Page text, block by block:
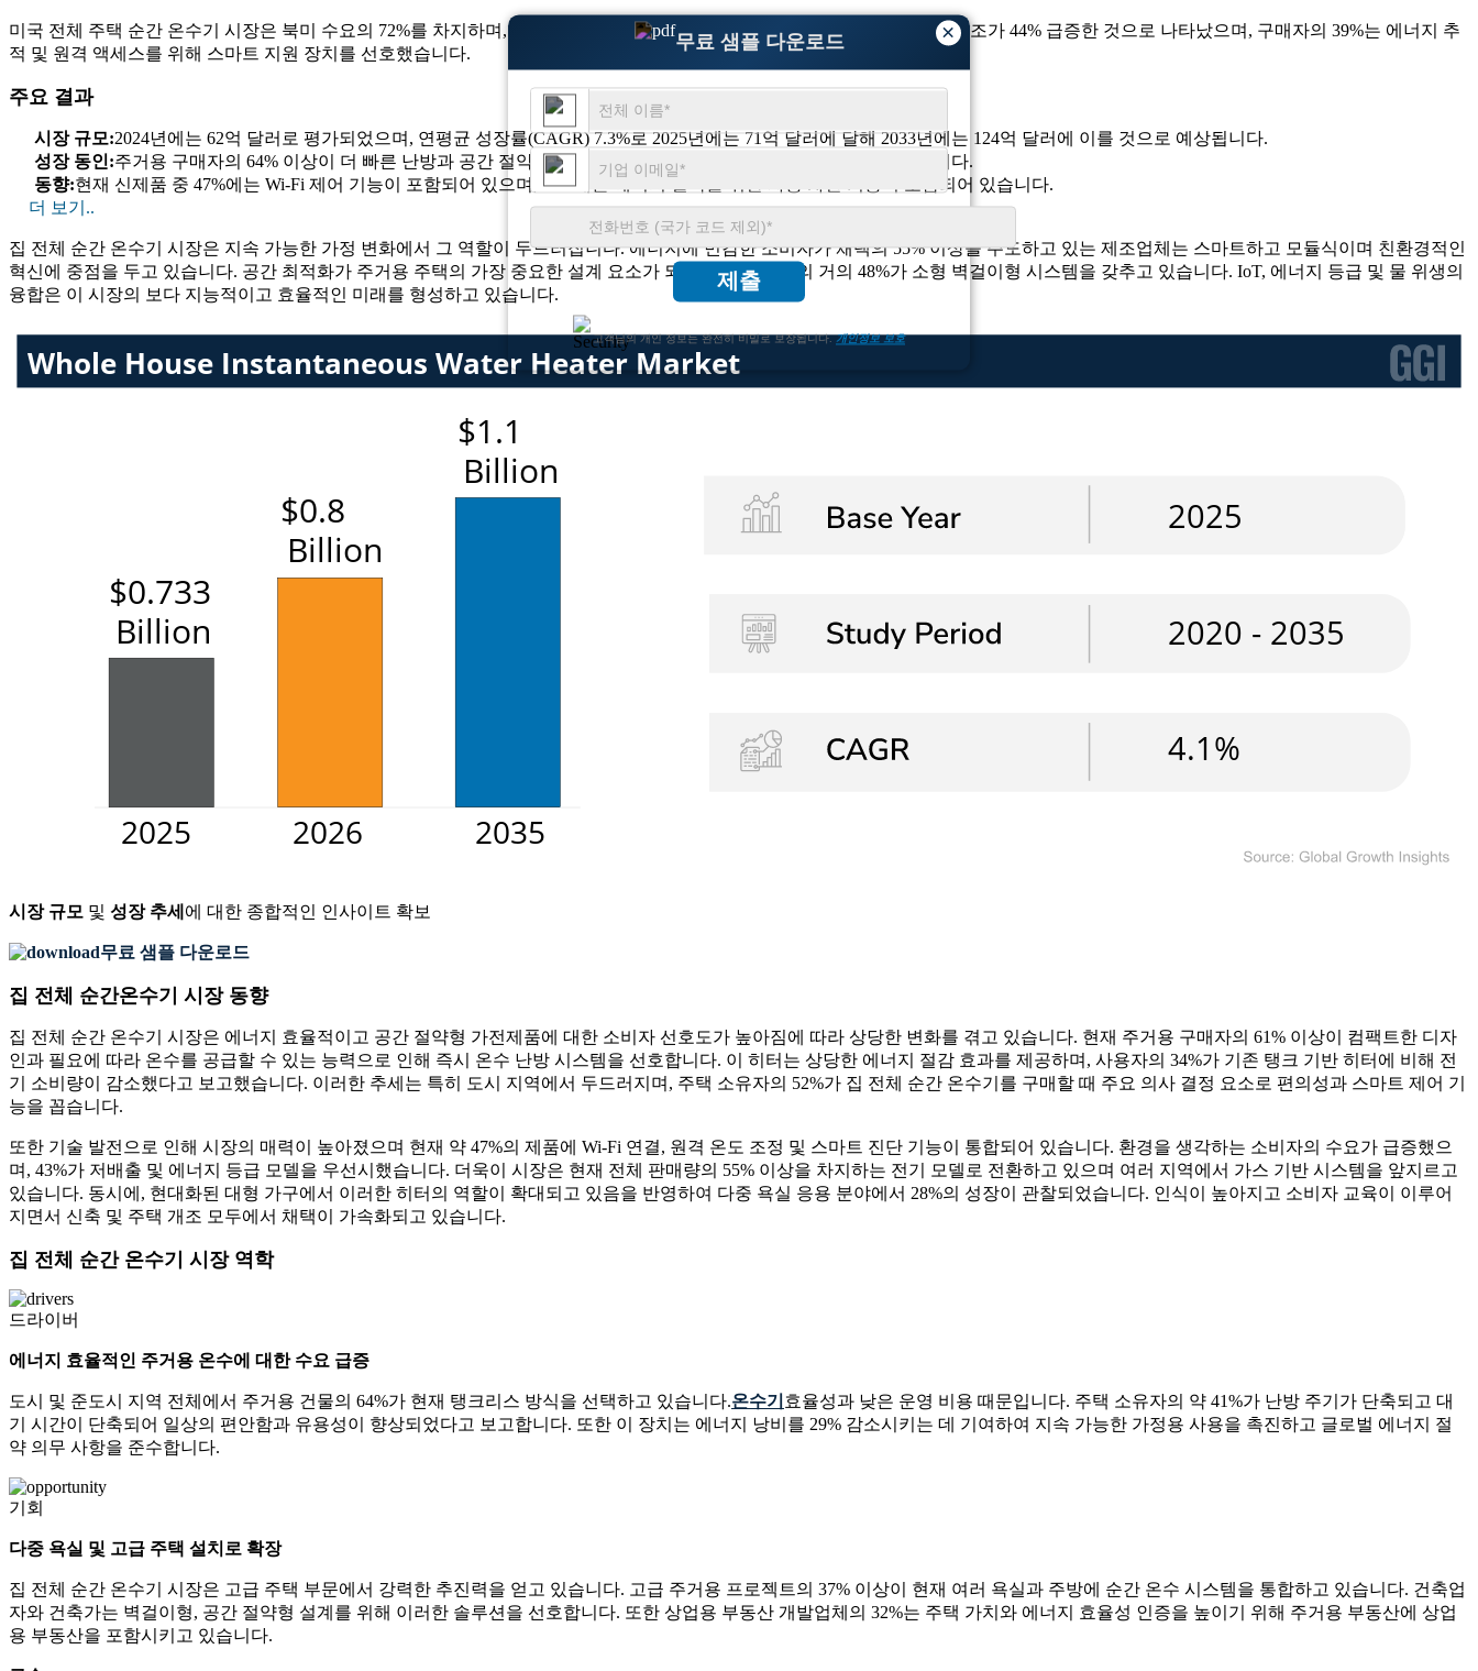
×
무료 샘플 다운로드
제출
고객님의 개인 정보는 완전히 비밀로 보장됩니다.개인정보 보호
미국 전체 주택 순간 온수기 시장은 북미 수요의 72%를 차지하며, 신규 주택 건설에 61% 이상이 채택되었습니다. 중급 주택 개조가 44% 급증한 것으로 나타났으며, 구매자의 39%는 에너지 추
적 및 원격 액세스를 위해 스마트 지원 장치를 선호했습니다.
주요 결과
시장 규모:2024년에는 62억 달러로 평가되었으며, 연평균 성장률(CAGR) 7.3%로 2025년에는 71억 달러에 달해 2033년에는 124억 달러에 이를 것으로 예상됩니다.
성장 동인:주거용 구매자의 64% 이상이 더 빠른 난방과 공간 절약을 위해 에너지 효율적인 탱크 없는 온수기를 선호합니다.
동향:현재 신제품 중 47%에는 Wi-Fi 제어 기능이 포함되어 있으며, 36%에는 에너지 절약을 위한 자동 차단 기능이 포함되어 있습니다.
더 보기..
집 전체 순간 온수기 시장은 지속 가능한 가정 변화에서 그 역할이 두드러집니다. 에너지에 민감한 소비자가 채택의 55% 이상을 주도하고 있는 제조업체는 스마트하고 모듈식이며 친환경적인
혁신에 중점을 두고 있습니다. 공간 최적화가 주거용 주택의 가장 중요한 설계 요소가 되면서 현재 설치의 거의 48%가 소형 벽걸이형 시스템을 갖추고 있습니다. IoT, 에너지 등급 및 물 위생의
융합은 이 시장의 보다 지능적이고 효율적인 미래를 형성하고 있습니다.
시장 규모 및 성장 추세 에 대한 종합적인 인사이트 확보
무료 샘플 다운로드
집 전체 순간온수기 시장 동향
집 전체 순간 온수기 시장은 에너지 효율적이고 공간 절약형 가전제품에 대한 소비자 선호도가 높아짐에 따라 상당한 변화를 겪고 있습니다. 현재 주거용 구매자의 61% 이상이 컴팩트한 디자
인과 필요에 따라 온수를 공급할 수 있는 능력으로 인해 즉시 온수 난방 시스템을 선호합니다. 이 히터는 상당한 에너지 절감 효과를 제공하며, 사용자의 34%가 기존 탱크 기반 히터에 비해 전
기 소비량이 감소했다고 보고했습니다. 이러한 추세는 특히 도시 지역에서 두드러지며, 주택 소유자의 52%가 집 전체 순간 온수기를 구매할 때 주요 의사 결정 요소로 편의성과 스마트 제어 기
능을 꼽습니다.
또한 기술 발전으로 인해 시장의 매력이 높아졌으며 현재 약 47%의 제품에 Wi-Fi 연결, 원격 온도 조정 및 스마트 진단 기능이 통합되어 있습니다. 환경을 생각하는 소비자의 수요가 급증했으
며, 43%가 저배출 및 에너지 등급 모델을 우선시했습니다. 더욱이 시장은 현재 전체 판매량의 55% 이상을 차지하는 전기 모델로 전환하고 있으며 여러 지역에서 가스 기반 시스템을 앞지르고
있습니다. 동시에, 현대화된 대형 가구에서 이러한 히터의 역할이 확대되고 있음을 반영하여 다중 욕실 응용 분야에서 28%의 성장이 관찰되었습니다. 인식이 높아지고 소비자 교육이 이루어
지면서 신축 및 주택 개조 모두에서 채택이 가속화되고 있습니다.
집 전체 순간 온수기 시장 역학
드라이버
에너지 효율적인 주거용 온수에 대한 수요 급증
도시 및 준도시 지역 전체에서 주거용 건물의 64%가 현재 탱크리스 방식을 선택하고 있습니다.온수기 효율성과 낮은 운영 비용 때문입니다. 주택 소유자의 약 41%가 난방 주기가 단축되고 대
기 시간이 단축되어 일상의 편안함과 유용성이 향상되었다고 보고합니다. 또한 이 장치는 에너지 낭비를 29% 감소시키는 데 기여하여 지속 가능한 가정용 사용을 촉진하고 글로벌 에너지 절
약 의무 사항을 준수합니다.
기회
다중 욕실 및 고급 주택 설치로 확장
집 전체 순간 온수기 시장은 고급 주택 부문에서 강력한 추진력을 얻고 있습니다. 고급 주거용 프로젝트의 37% 이상이 현재 여러 욕실과 주방에 순간 온수 시스템을 통합하고 있습니다. 건축업
자와 건축가는 벽걸이형, 공간 절약형 설계를 위해 이러한 솔루션을 선호합니다. 또한 상업용 부동산 개발업체의 32%는 주택 가치와 에너지 효율성 인증을 높이기 위해 주거용 부동산에 상업
용 부동산을 포함시키고 있습니다.